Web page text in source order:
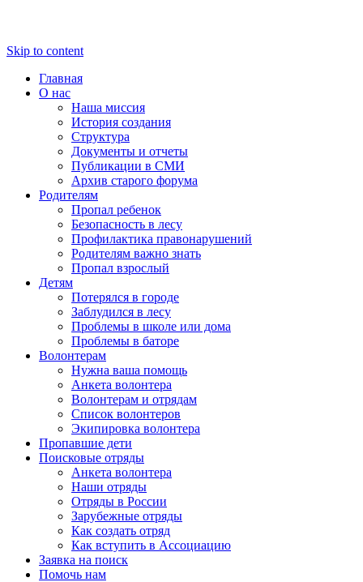
Skip to content
Главная
О нас
Наша миссия
История создания
Структура
Документы и отчеты
Публикации в СМИ
Архив старого форума
Родителям
Пропал ребенок
Безопасность в лесу
Профилактика правонарушений
Родителям важно знать
Пропал взрослый
Детям
Потерялся в городе
Заблудился в лесу
Проблемы в школе или дома
Проблемы в баторе
Волонтерам
Нужна ваша помощь
Анкета волонтера
Волонтерам и отрядам
Список волонтеров
Экипировка волонтера
Пропавшие дети
Поисковые отряды
Анкета волонтера
Наши отряды
Отряды в России
Зарубежные отряды
Как создать отряд
Как вступить в Ассоциацию
Заявка на поиск
Помочь нам